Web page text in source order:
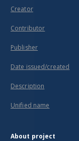
Creator
Contributor
Publisher
Date issued/created
Description
Unified name
About project